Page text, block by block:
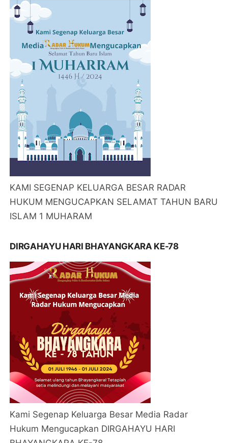
KAMI SEGENAP KELUARGA BESAR RADAR
HUKUM MENGUCAPKAN SELAMAT TAHUN BARU
ISLAM 1 MUHARAM
DIRGAHAYU HARI BHAYANGKARA KE-78
Kami Segenap Keluarga Besar Media Radar
Hukum Mengucapkan DIRGAHAYU HARI